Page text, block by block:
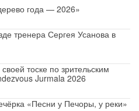
года — 2026»
тренера Сергея Усанова в
тоске по зрительским
Jurmala 2026
«Песни у Печоры, у реки»